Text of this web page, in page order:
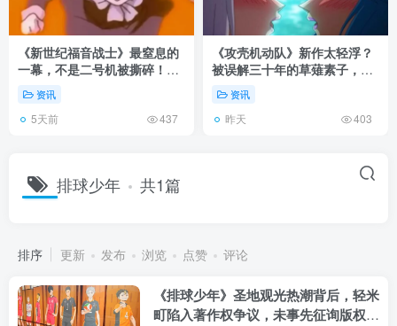
《新世纪福音战士》最窒息的
一幕，不是二号机被撕碎！而
是明日香发现母亲遗体！
资讯
5天前 437
《攻壳机动队》新作太轻浮？
被误解三十年的草薙素子，这
次不想再替电影背锅！
资讯
昨天 403
排球少年 共1篇
排序 更新 发布 浏览 点赞 评论
《排球少年》圣地观光热潮背后，轻米
町陷入著作权争议，未事先征询版权